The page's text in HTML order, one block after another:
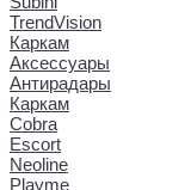
TrendVision
Каркам
Аксессуары
Антирадары
Каркам
Cobra
Escort
Neoline
Playme